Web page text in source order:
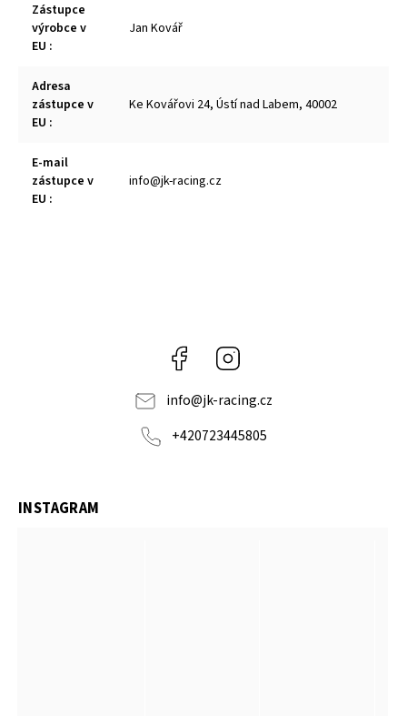
Zástupce
výrobce v
EU :
Jan Kovář
Adresa
zástupce v
EU :
Ke Kovářovi 24, Ústí nad Labem, 40002
E-mail
zástupce v
EU :
info@jk-racing.cz
Facebook
info@jk-racing.cz
+420723445805
INSTAGRAM